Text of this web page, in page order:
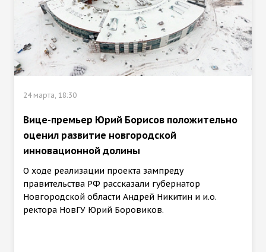
24 марта, 18:30
Вице-премьер Юрий Борисов положительно
оценил развитие новгородской
инновационной долины
О ходе реализации проекта зампреду
правительства РФ рассказали губернатор
Новгородской области Андрей Никитин и и.о.
ректора НовГУ Юрий Боровиков.